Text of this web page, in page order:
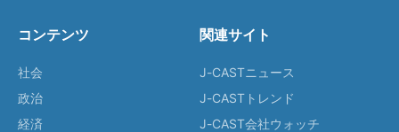
コンテンツ
社会
政治
経済
関連サイト
J-CASTニュース
J-CASTトレンド
J-CAST会社ウォッチ